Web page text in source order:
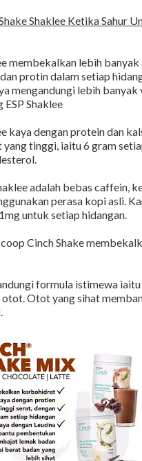
Shaklee Ketika Sahur
membekalkan lebih banyak
protin dalam setiap
mengandungi lebih banyak
Shaklee
kaya dengan protein dan
tinggi, iaitu 6 gram
adalah bebas caffein,
perasa kopi asli.
untuk setiap hidangan.
Cinch Shake
formula istimewa
otot. Otot yang sihat